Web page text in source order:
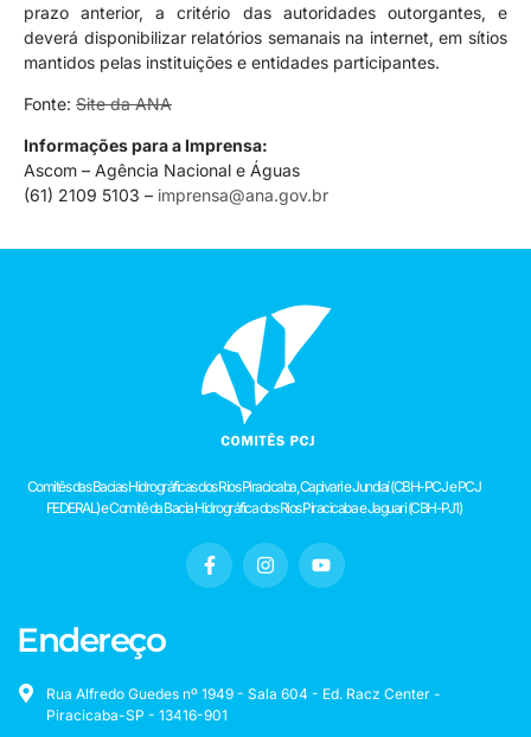
prazo anterior, a critério das autoridades outorgantes, e
deverá disponibilizar relatórios semanais na internet, em sítios
mantidos pelas instituições e entidades participantes.
Fonte: Site da ANA
Informações para a Imprensa:
Ascom – Agência Nacional e Águas
(61) 2109 5103 – imprensa@ana.gov.br
Comitês das Bacias Hidrográficas dos Rios Piracicaba, Capivari e Jundiaí (CBH-PCJ e PCJ
FEDERAL) e Comitê da Bacia Hidrográfica dos Rios Piracicaba e Jaguari (CBH-PJ1)
Endereço
Rua Alfredo Guedes nº 1949 - Sala 604 - Ed. Racz Center -
Piracicaba-SP - 13416-901